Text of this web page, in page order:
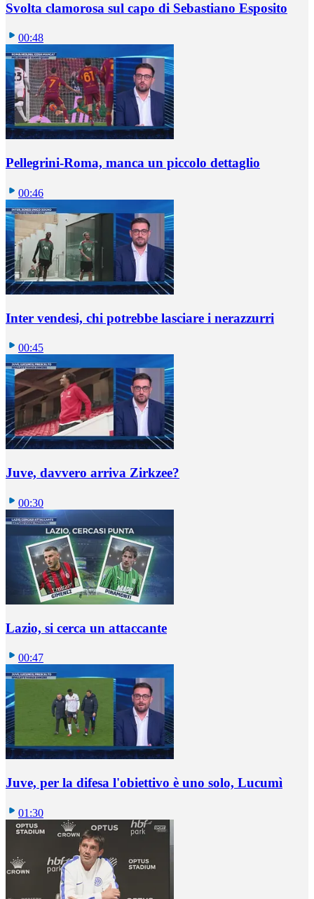
Svolta clamorosa sul capo di Sebastiano Esposito
00:48
Pellegrini-Roma, manca un piccolo dettaglio
00:46
Inter vendesi, chi potrebbe lasciare i nerazzurri
00:45
Juve, davvero arriva Zirkzee?
00:30
Lazio, si cerca un attaccante
00:47
Juve, per la difesa l'obiettivo è uno solo, Lucumì
01:30